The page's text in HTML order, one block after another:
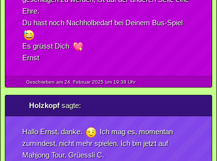
Ehre.
Du hast noch Nachholbedarf bei Deinem Bus-Spiel
Es grüsst Dich
Ernst
Geschrieben am 24. Februar2025um 19:39 Uhr
Holzkopfsagte:
Hallo Ernst, danke.
Ich mag es, momentan
zumindest, nicht mehr spielen. Ich bin jetzt auf
Mahjong Tour. Grüessli C.